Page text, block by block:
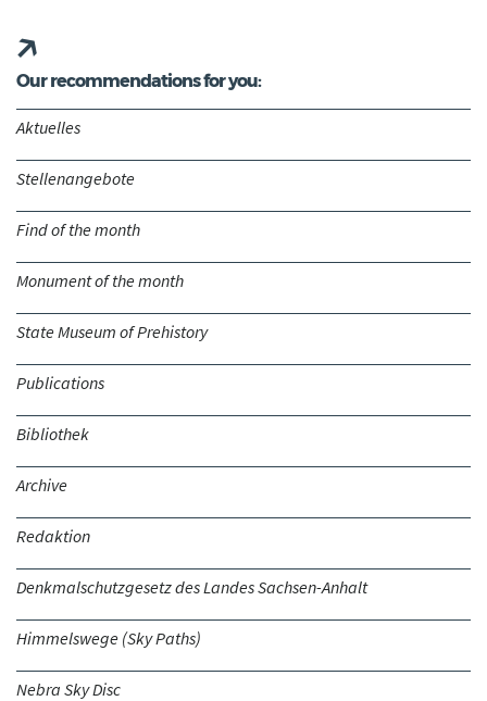
Our recommendations for you:
Aktuelles
Stellenangebote
Find of the month
Monument of the month
State Museum of Prehistory
Publications
Bibliothek
Archive
Redaktion
Denkmalschutzgesetz des Landes Sachsen-Anhalt
Himmelswege (Sky Paths)
Nebra Sky Disc